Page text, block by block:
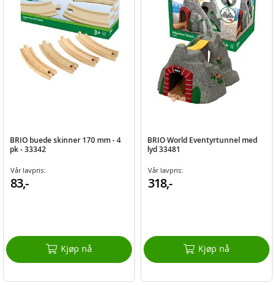
BRIO buede skinner 170 mm - 4
pk - 33342
Vår lavpris:
83,-
Kjøp nå
BRIO World Eventyrtunnel med
lyd 33481
Vår lavpris:
318,-
Kjøp nå